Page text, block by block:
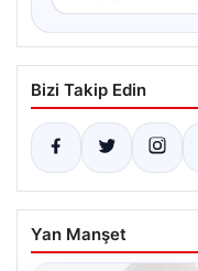
Bizi Takip Edin
Yan Manşet